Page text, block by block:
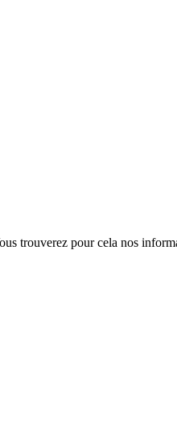
trouverez pour cela nos